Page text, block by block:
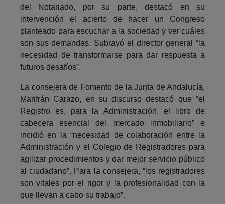
del Notariado, por su parte, destacó en su
intervención el acierto de hacer un Congreso
planteado para escuchar a la sociedad y ver cuáles
son sus demandas. Subrayó el director general “la
necesidad de transformarse para dar respuesta a
futuros desafíos”.
La consejera de Fomento de la Junta de Andalucía,
Marifrán Carazo, en su discurso destacó que “el
Registro es, para la Administración, el libro de
cabecera esencial del mercado inmobiliario” e
incidió en la “necesidad de colaboración entre la
Administración y el Colegio de Registradores para
agilizar procedimientos y dar mejor servicio público
al ciudadano”. Para la consejera, “los registradores
son vitales por el rigor y la profesionalidad con la
que llevan a cabo su trabajo”.